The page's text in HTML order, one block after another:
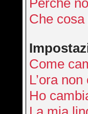
Perché
Che cosa
Come
L’ora
Ho